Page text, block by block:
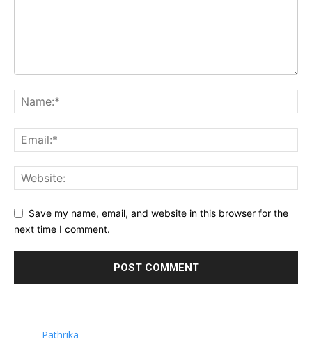
Save my name, email, and website in this browser for the
next time I comment.
Pathrika